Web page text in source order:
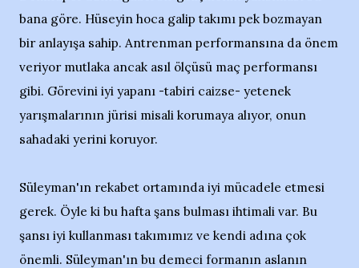
bana göre. Hüseyin hoca galip takımı pek bozmayan
bir anlayışa sahip. Antrenman performansına da önem
veriyor mutlaka ancak asıl ölçüsü maç performansı
gibi. Görevini iyi yapanı -tabiri caizse- yetenek
yarışmalarının jürisi misali korumaya alıyor, onun
sahadaki yerini koruyor.
Süleyman'ın rekabet ortamında iyi mücadele etmesi
gerek. Öyle ki bu hafta şans bulması ihtimali var. Bu
şansı iyi kullanması takımımız ve kendi adına çok
önemli. Süleyman'ın bu demeci formanın aslanın